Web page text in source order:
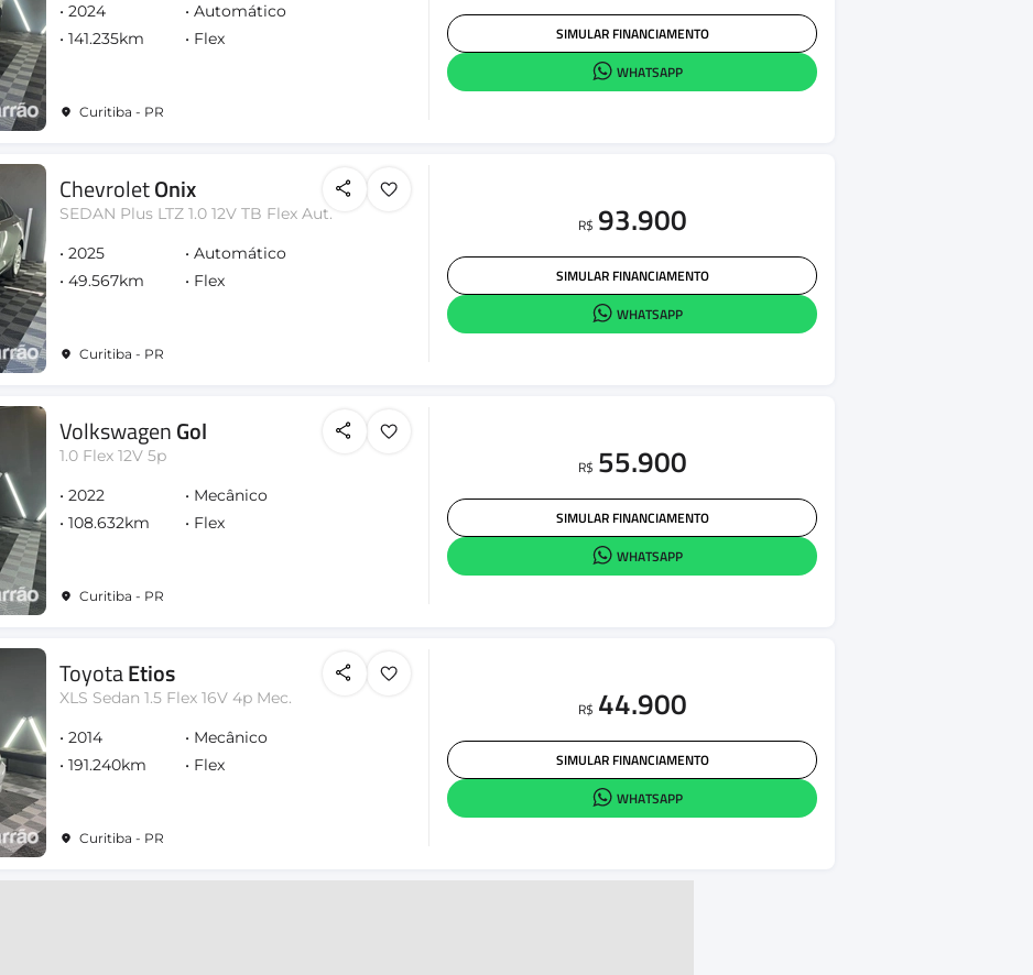
2024
Automático
141.235km
Flex
Curitiba - PR
SIMULAR FINANCIAMENTO
WHATSAPP
ChevroletOnix
SEDAN Plus LTZ 1.0 12V TB Flex Aut.
2025
Automático
49.567km
Flex
Curitiba - PR
R$ 93.900
SIMULAR FINANCIAMENTO
WHATSAPP
VolkswagenGol
1.0 Flex 12V 5p
2022
Mecânico
108.632km
Flex
Curitiba - PR
R$ 55.900
SIMULAR FINANCIAMENTO
WHATSAPP
ToyotaEtios
XLS Sedan 1.5 Flex 16V 4p Mec.
2014
Mecânico
191.240km
Flex
Curitiba - PR
R$ 44.900
SIMULAR FINANCIAMENTO
WHATSAPP